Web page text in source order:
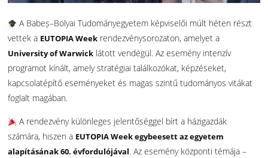
A Babeș–Bolyai Tudományegyetem képviselői múlt héten részt
vettek a EUTOPIA Week rendezvénysorozaton, amelyet a
University of Warwick látott vendégül. Az esemény intenzív
programot kínált, amely stratégiai találkozókat, képzéseket,
kapcsolatépítő eseményeket és magas szintű tudományos vitákat
foglalt magában.
A rendezvény különleges jelentőséggel bírt a házigazdák
számára, hiszen a EUTOPIA Week egybeesett az egyetem
alapításának 60. évfordulójával. Az esemény központi témája –